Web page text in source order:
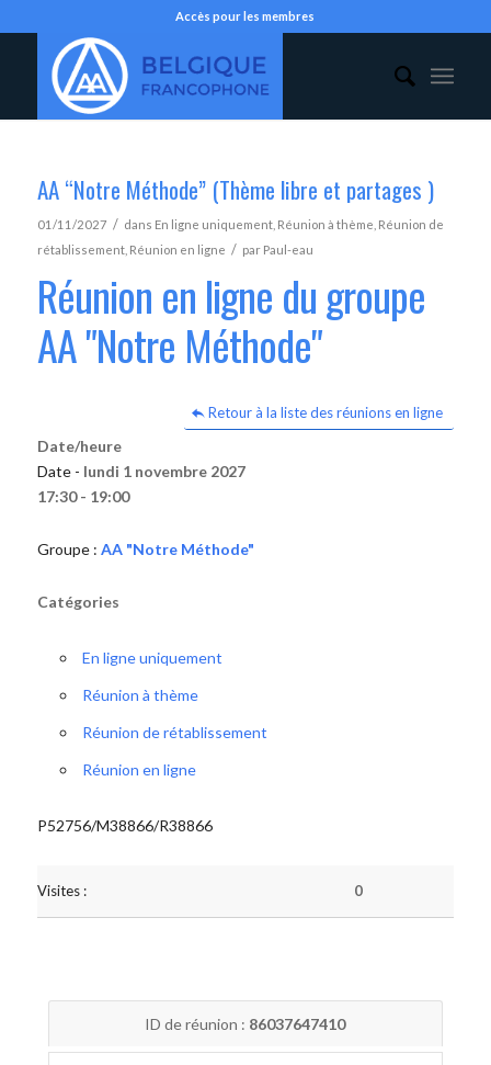
Accès pour les membres
AA “Notre Méthode” (Thème libre et partages )
01/11/2027 / dans En ligne uniquement, Réunion à thème Réunion de
rétablissement, Réunion en ligne / par Paul-eau
Réunion en ligne du groupe
AA "Notre Méthode"
Retour à la liste des réunions en ligne
Date/heure
Date - lundi 1 novembre 2027
17:30 - 19:00
Groupe : AA "Notre Méthode"
Catégories
En ligne uniquement
Réunion à thème
Réunion de rétablissement
Réunion en ligne
P52756/M38866/R38866
Visites : 0
ID de réunion : 86037647410